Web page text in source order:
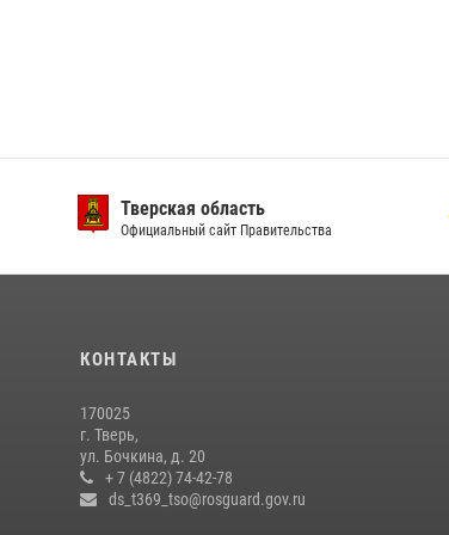
Тверская область
Официальный сайт Правительства
КОНТАКТЫ
170025
г. Тверь,
ул. Бочкина, д. 20
+ 7 (4822) 74-42-78
ds_t369_tso@rosguard.gov.ru